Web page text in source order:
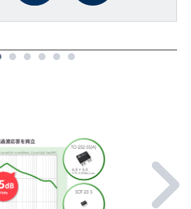
2 3 4 5 6